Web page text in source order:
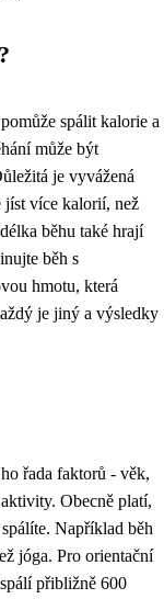
spálit kalorie a
může být
je vyvážená
jíst více kalorií, než
běhu také hrají
běh s
hmotu, která
je jiný a výsledky
řada faktorů - věk,
Obecně platí,
Například běh
jóga. Pro orientační
přibližně 600